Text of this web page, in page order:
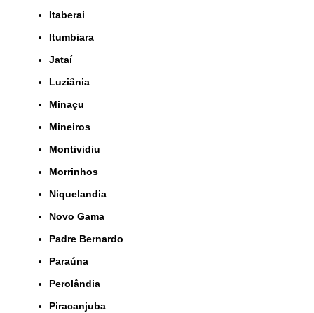
Itaberai
Itumbiara
Jataí
Luziânia
Minaçu
Mineiros
Montividiu
Morrinhos
Niquelandia
Novo Gama
Padre Bernardo
Paraúna
Perolândia
Piracanjuba